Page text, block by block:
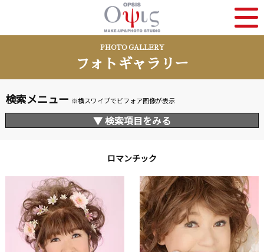
PHOTO GALLERY
フォトギャラリー
検索メニュー ※横スワイプでビフォア画像が表示
▼ 検索項目をみる
ロマンチック